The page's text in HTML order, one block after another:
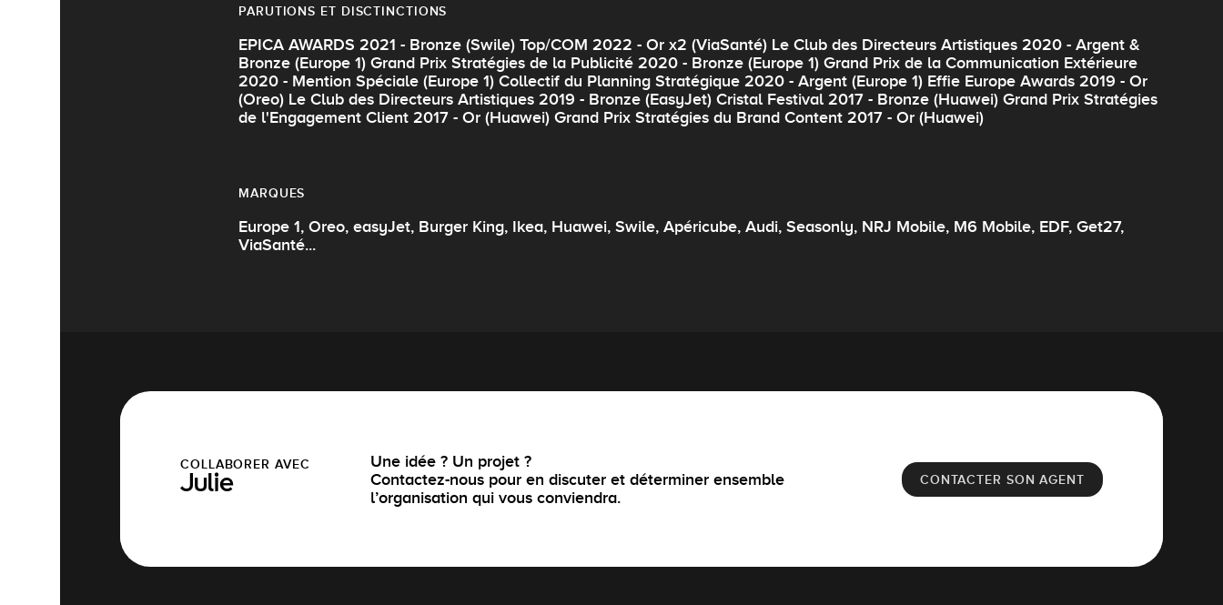
PARUTIONS ET DISCTINCTIONS
EPICA AWARDS 2021 - Bronze (Swile) Top/COM 2022 - Or x2 (ViaSanté) Le Club des Directeurs Artistiques 2020 - Argent &
Bronze (Europe 1) Grand Prix Stratégies de la Publicité 2020 - Bronze (Europe 1) Grand Prix de la Communication Extérieure
2020 - Mention Spéciale (Europe 1) Collectif du Planning Stratégique 2020 - Argent (Europe 1) Effie Europe Awards 2019 - Or
(Oreo) Le Club des Directeurs Artistiques 2019 - Bronze (EasyJet) Cristal Festival 2017 - Bronze (Huawei) Grand Prix Stratégies
de l'Engagement Client 2017 - Or (Huawei) Grand Prix Stratégies du Brand Content 2017 - Or (Huawei)
MARQUES
Europe 1, Oreo, easyJet, Burger King, Ikea, Huawei, Swile, Apéricube, Audi, Seasonly, NRJ Mobile, M6 Mobile, EDF, Get27,
ViaSanté...
COLLABORER AVEC
Julie
Une idée ? Un projet ?
Contactez-nous pour en discuter et déterminer ensemble
l’organisation qui vous conviendra.
CONTACTER SON AGENT